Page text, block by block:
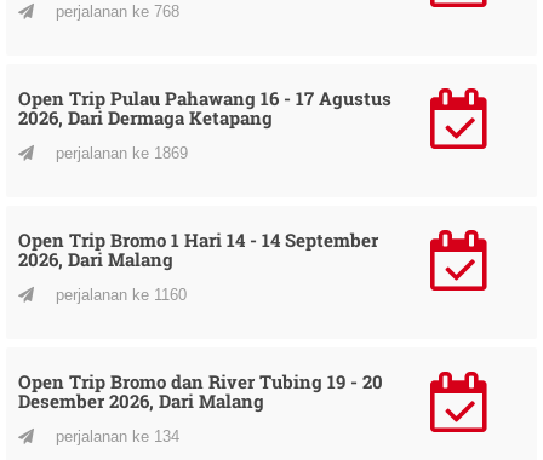
perjalanan ke 768
Open Trip Pulau Pahawang 16 - 17 Agustus
2026, Dari Dermaga Ketapang
perjalanan ke 1869
Open Trip Bromo 1 Hari 14 - 14 September
2026, Dari Malang
perjalanan ke 1160
Open Trip Bromo dan River Tubing 19 - 20
Desember 2026, Dari Malang
perjalanan ke 134